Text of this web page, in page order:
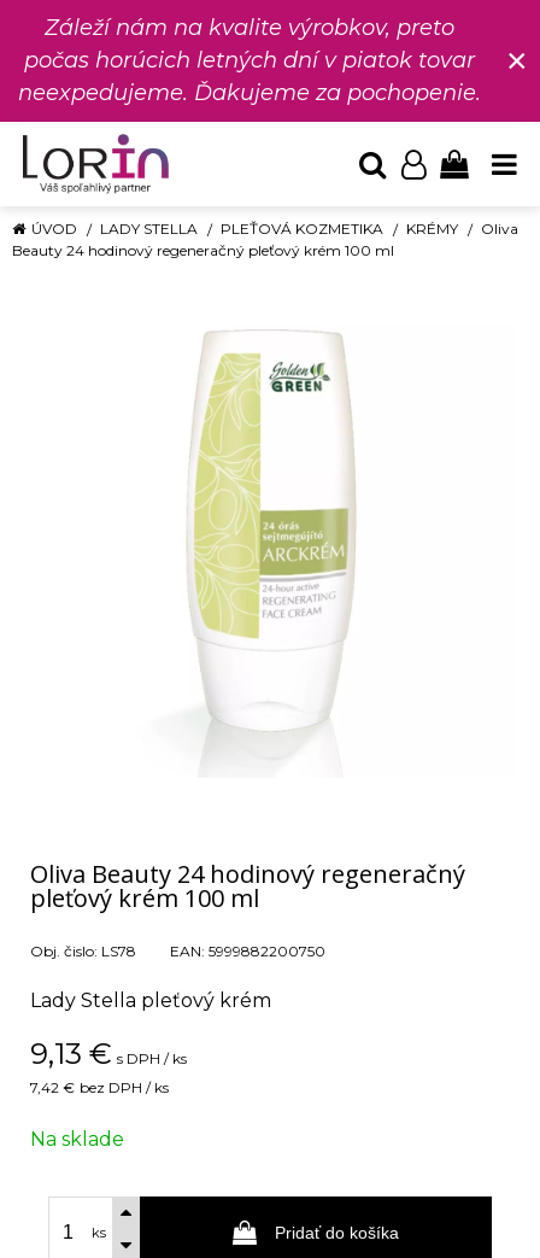
Záleží nám na kvalite výrobkov, preto
počas horúcich letných dní v piatok tovar
neexpedujeme. Ďakujeme za pochopenie.
×
ÚVOD LADY STELLA PLEŤOVÁ KOZMETIKA KRÉMY
Oliva
Beauty 24 hodinový regeneračný pleťový krém 100 ml
Oliva Beauty 24 hodinový regeneračný
pleťový krém 100 ml
Obj. čislo: LS78 EAN: 5999882200750
Lady Stella pleťový krém
9,13 € s DPH / ks
7,42 € bez DPH / ks
Na sklade
ks Pridať do košíka